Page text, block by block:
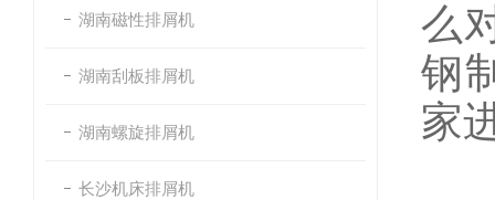
湖南磁性排屑机
湖南刮板排屑机
湖南螺旋排屑机
长沙机床排屑机
么
钢
家